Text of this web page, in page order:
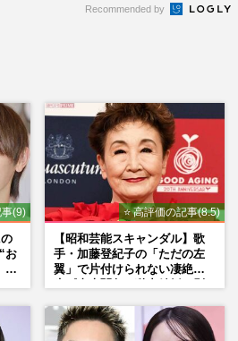
Recommended by
事(9)
お
歌
⭐ 高評価の記事(8.5)
【昭和芸能スキャンダル】歌
手・加藤登紀子の「ただの左
翼」で片付けられない凄絶半